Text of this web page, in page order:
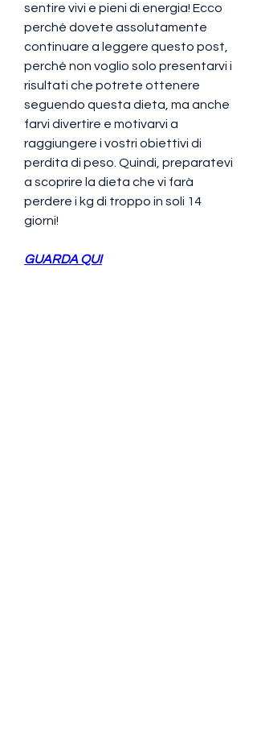
sentire vivi e pieni di energia! Ecco
perché dovete assolutamente
continuare a leggere questo post,
perché non voglio solo presentarvi i
risultati che potrete ottenere
seguendo questa dieta, ma anche
farvi divertire e motivarvi a
raggiungere i vostri obiettivi di
perdita di peso. Quindi, preparatevi
a scoprire la dieta che vi farà
perdere i kg di troppo in soli 14
giorni!
GUARDA QUI